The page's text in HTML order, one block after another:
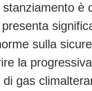
è
sulla
la
gas